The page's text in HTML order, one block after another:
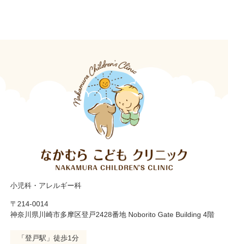
小児科・アレルギー科
〒214-0014
神奈川県川崎市多摩区登戸2428番地 Noborito Gate Building 4階
「登戸駅」徒歩1分